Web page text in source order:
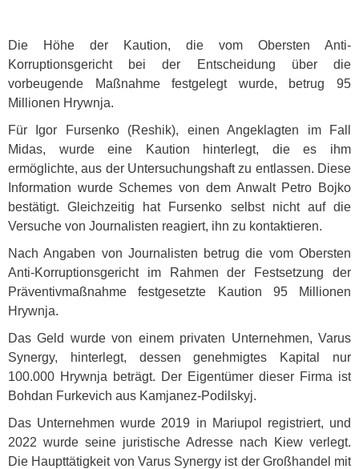
Die Höhe der Kaution, die vom Obersten Anti-
Korruptionsgericht bei der Entscheidung über die
vorbeugende Maßnahme festgelegt wurde, betrug 95
Millionen Hrywnja.
Für Igor Fursenko (Reshik), einen Angeklagten im Fall
Midas, wurde eine Kaution hinterlegt, die es ihm
ermöglichte, aus der Untersuchungshaft zu entlassen. Diese
Information wurde Schemes von dem Anwalt Petro Bojko
bestätigt. Gleichzeitig hat Fursenko selbst nicht auf die
Versuche von Journalisten reagiert, ihn zu kontaktieren.
Nach Angaben von Journalisten betrug die vom Obersten
Anti-Korruptionsgericht im Rahmen der Festsetzung der
Präventivmaßnahme festgesetzte Kaution 95 Millionen
Hrywnja.
Das Geld wurde von einem privaten Unternehmen, Varus
Synergy, hinterlegt, dessen genehmigtes Kapital nur
100.000 Hrywnja beträgt. Der Eigentümer dieser Firma ist
Bohdan Furkevich aus Kamjanez-Podilskyj.
Das Unternehmen wurde 2019 in Mariupol registriert, und
2022 wurde seine juristische Adresse nach Kiew verlegt.
Die Haupttätigkeit von Varus Synergy ist der Großhandel mit